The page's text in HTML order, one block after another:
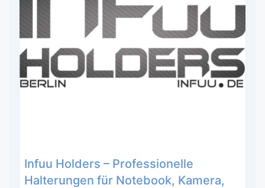
Infuu Holders – Professionelle
Halterungen für Notebook, Kamera,